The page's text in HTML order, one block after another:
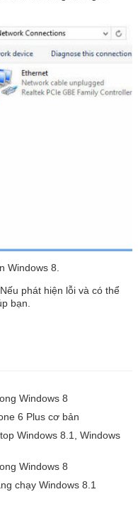
Windows 8.
phát hiện lỗi và có thể
bạn.
Windows 8
6 Plus cơ bản
Windows 8.1, Windows
Windows 8
chạy Windows 8.1